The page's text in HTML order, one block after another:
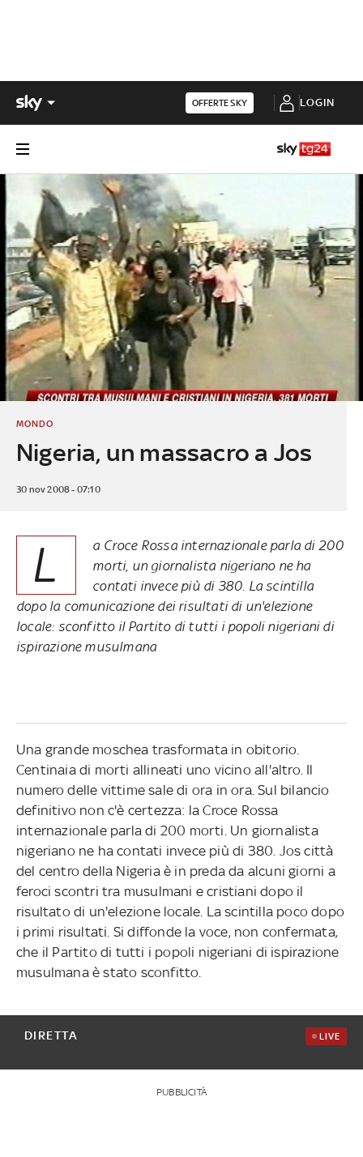
OFFERTE SKY LOGIN
Nigeria, un massacro a Jos
MONDO
30 nov 2008 - 07:10
L
a Croce Rossa internazionale parla di 200
morti, un giornalista nigeriano ne ha
contati invece più di 380. La scintilla
dopo la comunicazione dei risultati di un'elezione
locale: sconfitto il Partito di tutti i popoli nigeriani di
ispirazione musulmana
Una grande moschea trasformata in obitorio.
Centinaia di morti allineati uno vicino all'altro. Il
numero delle vittime sale di ora in ora. Sul bilancio
definitivo non c'è certezza: la Croce Rossa
internazionale parla di 200 morti. Un giornalista
nigeriano ne ha contati invece più di 380. Jos città
del centro della Nigeria è in preda da alcuni giorni a
feroci scontri tra musulmani e cristiani dopo il
risultato di un'elezione locale. La scintilla poco dopo
i primi risultati. Si diffonde la voce, non confermata,
che il Partito di tutti i popoli nigeriani di ispirazione
musulmana è stato sconfitto.
DIRETTA LIVE
PUBBLICITÀ